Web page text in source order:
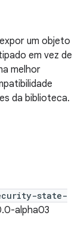
um objeto
em vez de
melhor
da biblioteca.
state-
alpha03